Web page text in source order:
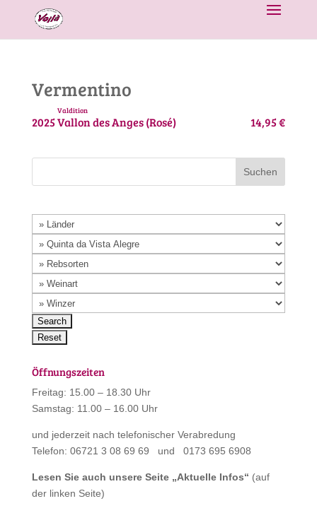
Vermentino
2025
Valdition
Vallon des Anges (Rosé) 14,95 €
Öffnungszeiten
Freitag: 15.00 – 18.30 Uhr
Samstag: 11.00 – 16.00 Uhr
und jederzeit nach telefonischer Verabredung
Telefon: 06721 3 08 69 69 und 0173 695 6908
Lesen Sie auch unsere Seite „Aktuelle Infos“ (auf
der linken Seite)